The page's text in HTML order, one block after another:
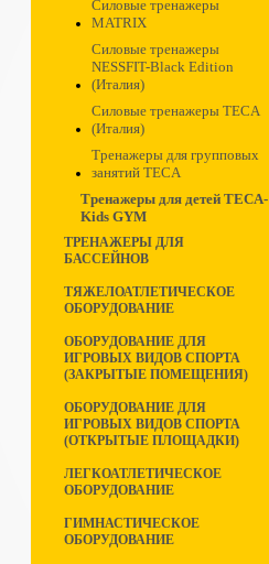
Силовые тренажеры
MATRIX
Силовые тренажеры
NESSFIT-Black Edition
(Италия)
Силовые тренажеры TECA
(Италия)
Тренажеры для групповых
занятий TECA
Тренажеры для детей TECA-
Kids GYM
ТРЕНАЖЕРЫ ДЛЯ
БАССЕЙНОВ
ТЯЖЕЛОАТЛЕТИЧЕСКОЕ
ОБОРУДОВАНИЕ
ОБОРУДОВАНИЕ ДЛЯ
ИГРОВЫХ ВИДОВ СПОРТА
(ЗАКРЫТЫЕ ПОМЕЩЕНИЯ)
ОБОРУДОВАНИЕ ДЛЯ
ИГРОВЫХ ВИДОВ СПОРТА
(ОТКРЫТЫЕ ПЛОЩАДКИ)
ЛЕГКОАТЛЕТИЧЕСКОЕ
ОБОРУДОВАНИЕ
ГИМНАСТИЧЕСКОЕ
ОБОРУДОВАНИЕ